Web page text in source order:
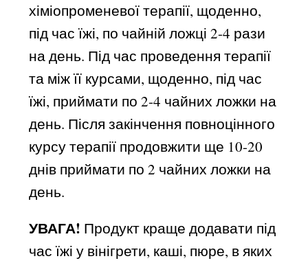
хіміопроменевої терапії, щоденно,
під час їжі, по чайній ложці 2-4 рази
на день. Під час проведення терапії
та між її курсами, щоденно, під час
їжі, приймати по 2-4 чайних ложки на
день. Після закінчення повноцінного
курсу терапії продовжити ще 10-20
днів приймати по 2 чайних ложки на
день.
УВАГА! Продукт краще додавати під
час їжі у вінігрети, каші, пюре, в яких